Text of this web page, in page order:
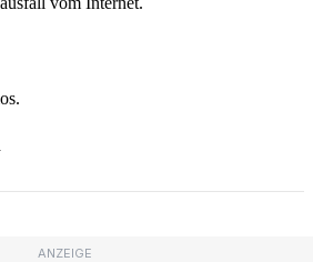
ANZEIGE